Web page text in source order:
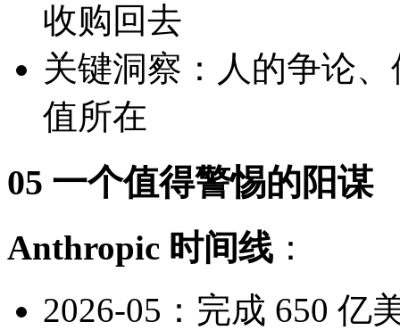
收购回去
关键洞察：人的争论
值所在
05 一个值得警惕的阳谋
Anthropic 时间线 ：
2026-05：完成 650 亿